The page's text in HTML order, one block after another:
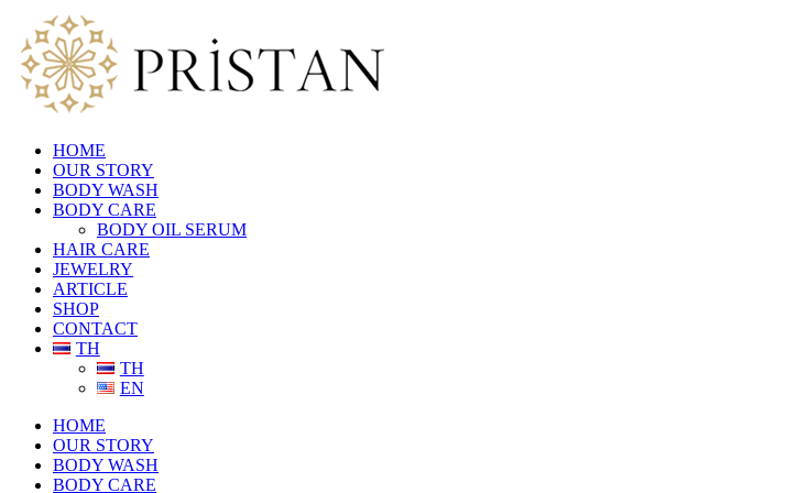
HOME
OUR STORY
BODY WASH
BODY CARE
BODY OIL SERUM
HAIR CARE
JEWELRY
ARTICLE
SHOP
CONTACT
TH
TH
EN
HOME
OUR STORY
BODY WASH
BODY CARE